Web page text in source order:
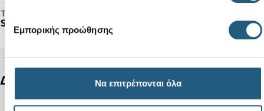
Εμπορικής προώθησης
Να επιτρέπονται όλα
Τύπος Προϊόντος:
Sandals
Δείτε ακόμη